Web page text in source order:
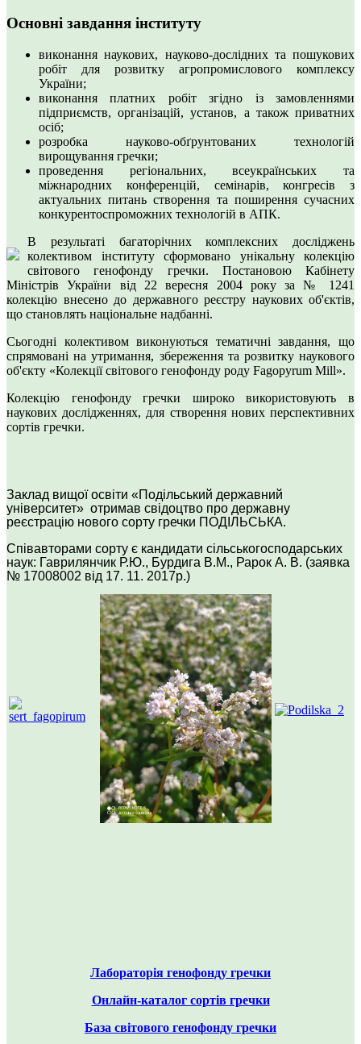
Основні завдання інституту
виконання наукових, науково-дослідних та пошукових
робіт для розвитку агропромислового комплексу
України;
виконання платних робіт згідно із замовленнями
підприємств, організацій, установ, а також приватних
осіб;
розробка науково-обґрунтованих технологій
вирощування гречки;
проведення регіональних, всеукраїнських та
міжнародних конференцій, семінарів, конгресів з
актуальних питань створення та поширення сучасних
конкурентоспроможних технологій в АПК.
В результаті багаторічних комплексних досліджень
колективом інституту сформовано унікальну колекцію
світового генофонду гречки. Постановою Кабінету
Міністрів України від 22 вересня 2004 року за № 1241
колекцію внесено до державного реєстру наукових об'єктів,
що становлять національне надбанні.
Сьогодні колективом виконуються тематичні завдання, що
спрямовані на утримання, збереження та розвитку наукового
об'єкту «Колекції світового генофонду роду Fagopyrum Mill».
Колекцію генофонду гречки широко використовують в
наукових дослідженнях, для створення нових перспективних
сортів гречки.
Заклад вищоїосвіти «Подільський державний
університет» отримав свідоцтво про державну
реєстрацію нового сорту гречки ПОДІЛЬСЬКА.
Співавторами сорту є кандидати сільськогосподарських
наук: Гаврилянчик Р.Ю., Бурдига В.М., Рарок А. В. (заявка
№ 17008002 від 17. 11. 2017р.)
Лабораторія генофонду гречки
Онлайн-каталог сортів гречки
База світового генофонду гречки